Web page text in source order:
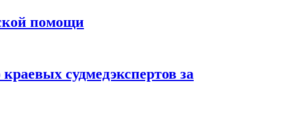
помощи
судмедэкспертов за